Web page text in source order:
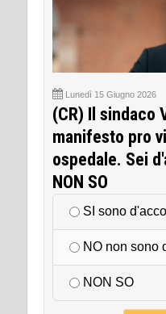
Lunedì 15 Giugno 2026
(CR) Il sindaco
manifesto pro
ospedale. Sei
NON SO
SI sono
NO non sono
NON SO